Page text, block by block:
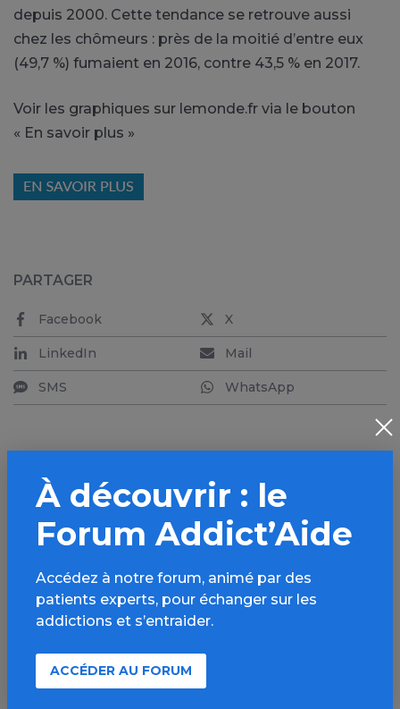
depuis 2000. Cette tendance se retrouve aussi
chez les chômeurs : près de la moitié d’entre eux
(49,7 %) fumaient en 2016, contre 43,5 % en 2017.
Voir les graphiques sur lemonde.fr via le bouton
« En savoir plus »
PARTAGER
Facebook X
LinkedIn Mail
SMS WhatsApp
Aller plus loin sur
l’espace Tabac
Informations, parcours d’évaluations,
bonnes pratiques, FAQ, annuaires,
ressources, actualités...
Découvrir
À découvrir : le
Forum Addict’Aide
Accédez à notre forum, animé par des
patients experts, pour échanger sur les
addictions et s’entraider.
ACCÉDER AU FORUM